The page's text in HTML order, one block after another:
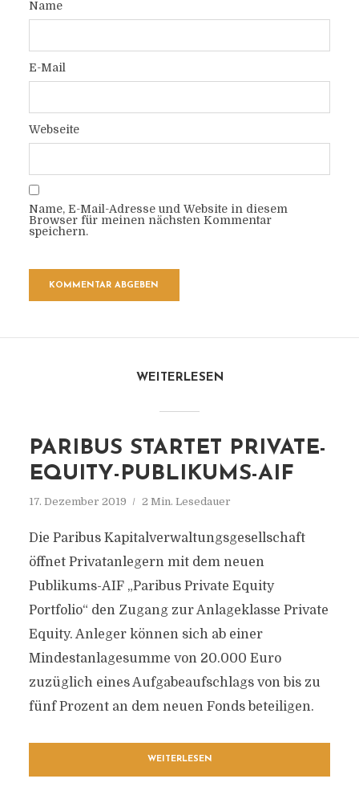
Name
E-Mail
Webseite
Name, E-Mail-Adresse und Website in diesem
Browser für meinen nächsten Kommentar
speichern.
WEITERLESEN
PARIBUS STARTET PRIVATE-
EQUITY-PUBLIKUMS-AIF
17. Dezember 2019 2 Min. Lesedauer
Die Paribus Kapitalverwaltungsgesellschaft
öffnet Privatanlegern mit dem neuen
Publikums-AIF „Paribus Private Equity
Portfolio“ den Zugang zur Anlageklasse Private
Equity. Anleger können sich ab einer
Mindestanlagesumme von 20.000 Euro
zuzüglich eines Aufgabeaufschlags von bis zu
fünf Prozent an dem neuen Fonds beteiligen.
WEITERLESEN